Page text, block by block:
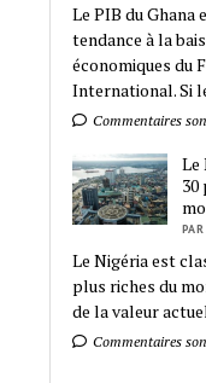
Le PIB du Ghana
tendance à la
économiques du
International. Si
Commentaires
Le
30
Le Nigéria est
plus riches du
de la valeur
Commentaires